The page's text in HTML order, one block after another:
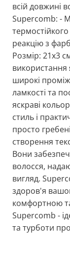
всій довжині
Supercomb: -
реакцію з
Розмір: 21x3
використання
широкі
ламкості та
яскраві
стиль і
просто
створення
Вони
волосся,
вигляд.
здоров'я
комфортною
Supercomb -
та турботи